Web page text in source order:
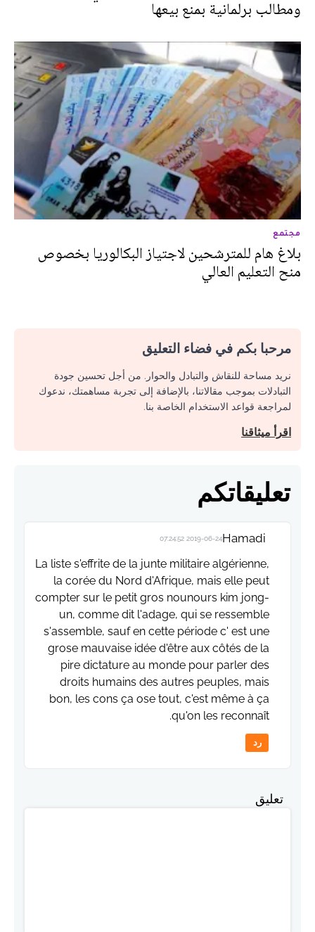
ومطالب برلمانية بمنع بيعها
مجتمع
بلاغ هام للمترشحين لاجتياز البكالوريا بخصوص
منح التعليم العالي
مرحبا بكم في فضاء التعليق
نريد مساحة للنقاش والتبادل والحوار. من أجل تحسين جودة
التبادلات بموجب مقالاتنا، بالإضافة إلى تجربة مساهمتك، ندعوك
لمراجعة قواعد الاستخدام الخاصة بنا.
اقرأ ميثاقنا
تعليقاتكم
Hamadi
2019-06-24 07:24:52
La liste s'effrite de la junte militaire algérienne,
la corée du Nord d'Afrique, mais elle peut
compter sur le petit gros nounours kim jong-
un, comme dit l'adage, qui se ressemble
s'assemble, sauf en cette période c' est une
grose mauvaise idée d'être aux côtés de la
pire dictature au monde pour parler des
droits humains des autres peuples, mais
bon, les cons ça ose tout, c'est même à ça
qu'on les reconnaît.
رد
تعليق